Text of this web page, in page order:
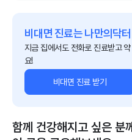
비대면 진료는 나만의닥터
지금 집에서도 전화로 진료받고
요!
비대면 진료 받기
함께 건강해지고 싶은 분께